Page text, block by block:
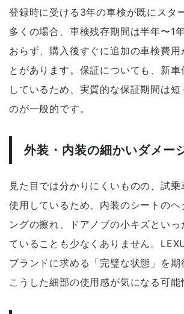
登録時に受ける3年の車検が既にスタ
多くの場合、車検残存期間は半年〜1
おらず、購入後すぐに追加の車検費用
とがあります。保証についても、新車
しているため、実質的な保証期間は短
のが一般的です。
外装・内装の細かいダメー
見た目では分かりにくいものの、試
使用しているため、内装のシートのヘ
ングの擦れ、ドアノブの小キズといっ
ていることも少なくありません。
ブランドに求める「完璧な状態」を期
こうした細部の使用感が気になる可能